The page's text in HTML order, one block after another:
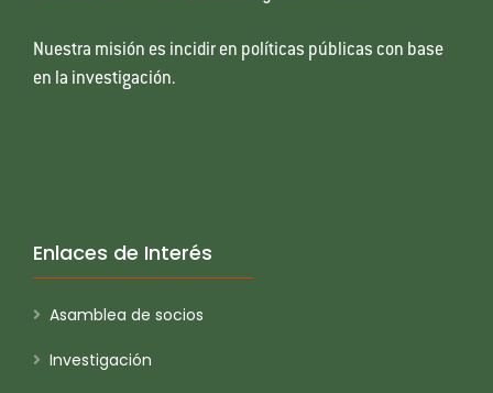
Nuestra misión es incidir en políticas públicas con base
en la investigación.
Enlaces de Interés
Asamblea de socios
Investigación